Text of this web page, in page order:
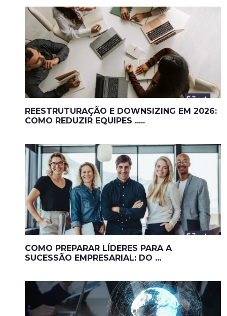
REESTRUTURAÇÃO E DOWNSIZING EM 2026:
COMO REDUZIR EQUIPES .....
COMO PREPARAR LÍDERES PARA A
SUCESSÃO EMPRESARIAL: DO ...